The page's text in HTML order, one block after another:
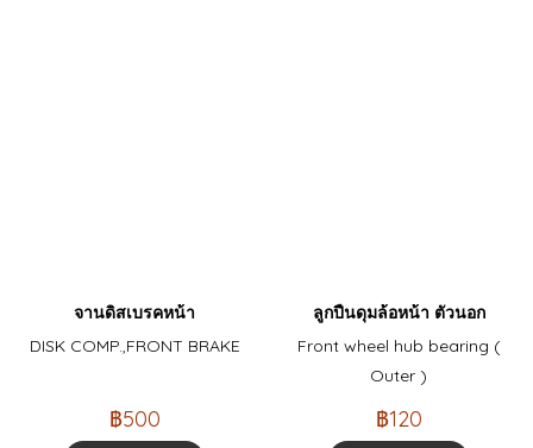
จานดิสเบรคหน้า
DISK COMP.,FRONT BRAKE
฿500
ลูกปืนดุมล้อหน้า ตัวนอก
Front wheel hub bearing (
Outer )
฿120